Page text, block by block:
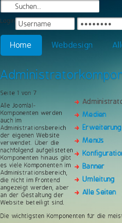
Login
Home Webdesign
Medien
Menüs
Banner
Umleitung
Alle Seiten
Seite 1 von 7
Alle Joomla!-
Komponenten werden
auch im
Administrationsbereich
der eigenen Website
verwendet. Über die
nachfolgend aufgelisteten
Komponenten hinaus gibt
es viele Komponenten im
Administrationsbereich,
die nicht im Frontend
angezeigt werden, aber
an der Gestaltung der
Website beteiligt sind.
Die wichtigsten Komponenten für die